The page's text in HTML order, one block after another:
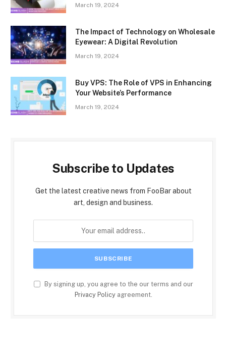
March 19, 2024
The Impact of Technology on Wholesale
Eyewear: A Digital Revolution
March 19, 2024
Buy VPS: The Role of VPS in Enhancing
Your Website’s Performance
March 19, 2024
Subscribe to Updates
Get the latest creative news from FooBar about
art, design and business.
By signing up, you agree to the our terms and our
Privacy Policyagreement.